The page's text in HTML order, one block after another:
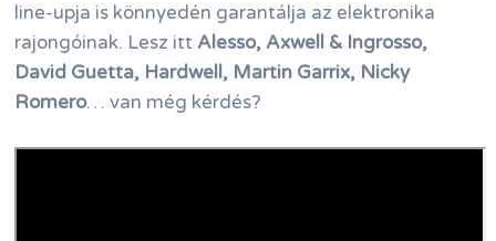
line-upja is könnyedén garantálja az elektronika
rajongóinak. Lesz itt Alesso, Axwell & Ingrosso,
David Guetta, Hardwell, Martin Garrix, Nicky
Romero… van még kérdés?